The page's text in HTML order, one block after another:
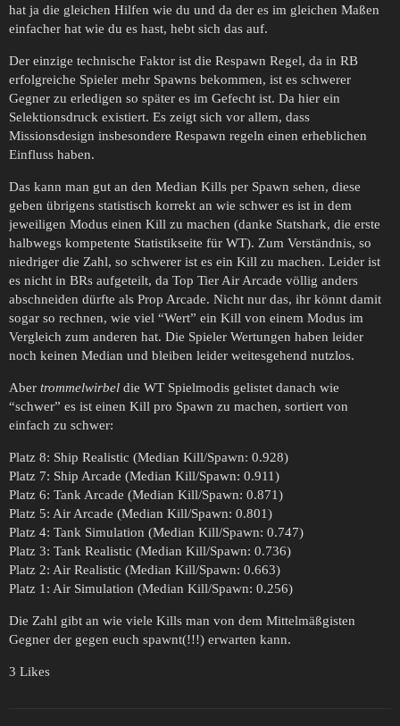
hat ja die gleichen Hilfen wie du und da der es im gleichen Maßen
einfacher hat wie du es hast, hebt sich das auf.
Der einzige technische Faktor ist die Respawn Regel, da in RB
erfolgreiche Spieler mehr Spawns bekommen, ist es schwerer
Gegner zu erledigen so später es im Gefecht ist. Da hier ein
Selektionsdruck existiert. Es zeigt sich vor allem, dass
Missionsdesign insbesondere Respawn regeln einen erheblichen
Einfluss haben.
Das kann man gut an den Median Kills per Spawn sehen, diese
geben übrigens statistisch korrekt an wie schwer es ist in dem
jeweiligen Modus einen Kill zu machen (danke Statshark, die erste
halbwegs kompetente Statistikseite für WT). Zum Verständnis, so
niedriger die Zahl, so schwerer ist es ein Kill zu machen. Leider ist
es nicht in BRs aufgeteilt, da Top Tier Air Arcade völlig anders
abschneiden dürfte als Prop Arcade. Nicht nur das, ihr könnt damit
sogar so rechnen, wie viel “Wert” ein Kill von einem Modus im
Vergleich zum anderen hat. Die Spieler Wertungen haben leider
noch keinen Median und bleiben leider weitesgehend nutzlos.
Aber trommelwirbel die WT Spielmodis gelistet danach wie
“schwer” es ist einen Kill pro Spawn zu machen, sortiert von
einfach zu schwer:
Platz 8: Ship Realistic (Median Kill/Spawn: 0.928)
Platz 7: Ship Arcade (Median Kill/Spawn: 0.911)
Platz 6: Tank Arcade (Median Kill/Spawn: 0.871)
Platz 5: Air Arcade (Median Kill/Spawn: 0.801)
Platz 4: Tank Simulation (Median Kill/Spawn: 0.747)
Platz 3: Tank Realistic (Median Kill/Spawn: 0.736)
Platz 2: Air Realistic (Median Kill/Spawn: 0.663)
Platz 1: Air Simulation (Median Kill/Spawn: 0.256)
Die Zahl gibt an wie viele Kills man von dem Mittelmäßgisten
Gegner der gegen euch spawnt(!!!) erwarten kann.
3 Likes